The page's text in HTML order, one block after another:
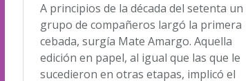
A principios de la década del setenta un
grupo de compañeros largó la primera
cebada, surgía Mate Amargo. Aquella
edición en papel, al igual que las que le
sucedieron en otras etapas, implicó el